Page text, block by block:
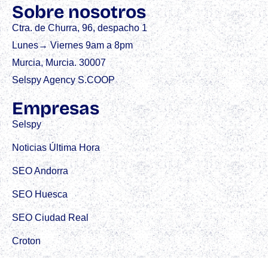
Sobre nosotros
Ctra. de Churra, 96, despacho 1
Lunes→ Viernes 9am a 8pm
Murcia, Murcia. 30007
Selspy Agency S.COOP
Empresas
Selspy
Noticias Última Hora
SEO Andorra
SEO Huesca
SEO Ciudad Real
Croton